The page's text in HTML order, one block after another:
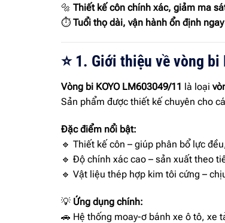
🔩 Thiết kế côn chính xác, giảm ma
⏱ Tuổi thọ dài, vận hành ổn định
⭐ 1. Giới thiệu về vòng bi
Vòng bi KOYO LM603049/11 là loại
Sản phẩm được thiết kế chuyên cho
Đặc điểm nổi bật:
🔹 Thiết kế côn – giúp phân bổ lực
🔹 Độ chính xác cao – sản xuất theo
🔹 Vật liệu thép hợp kim tôi cứng –
💡 Ứng dụng chính:
🚗 Hệ thống moay-ơ bánh xe ô tô, xe